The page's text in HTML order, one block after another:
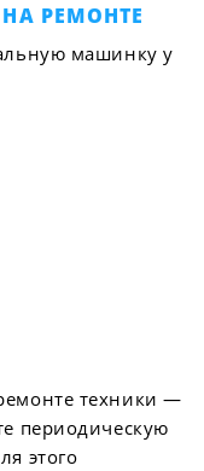
РЕМОНТЕ
техники —
периодическую
этого